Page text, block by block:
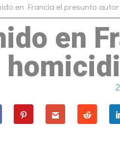
en Francia el presunto
en